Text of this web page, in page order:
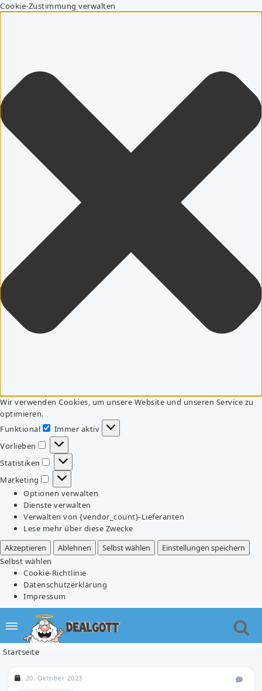
Cookie-Zustimmung verwalten
Wir verwenden Cookies, um unsere Website und unseren Service zu
optimieren.
Funktional
Funktional
Immer aktiv
Vorlieben
Vorlieben
Statistiken
Statistiken
Marketing
Marketing
Optionen verwalten
Dienste verwalten
Verwalten von {vendor_count}-Lieferanten
Lese mehr über diese Zwecke
Akzeptieren
Ablehnen Selbst wählen
Einstellungen speichern
Selbst wählen
Cookie-Richtlinie
Datenschutzerklärung
Impressum
Startseite
20. Oktober 2023